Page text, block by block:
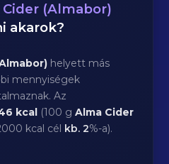
(Almabor)
akarok?
helyett más
mennyiségek
Az
kcal (100 gAlma Cider
kcal cél kb.2%-a).